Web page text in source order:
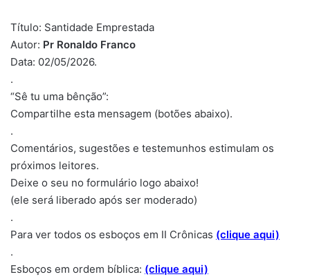
Título: Santidade Emprestada
Autor: Pr Ronaldo Franco
Data: 02/05/2026.
.
“Sê tu uma bênção”:
Compartilhe esta mensagem (botões abaixo).
.
Comentários, sugestões e testemunhos estimulam os
próximos leitores.
Deixe o seu no formulário logo abaixo!
(ele será liberado após ser moderado)
.
Para ver todos os esboços em II Crônicas (clique aqui)
.
Esboços em ordem bíblica: (clique aqui)